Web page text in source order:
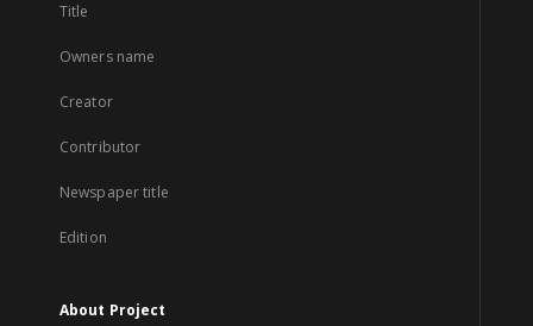
Title
Owners name
Creator
Contributor
Newspaper title
Edition
About Project